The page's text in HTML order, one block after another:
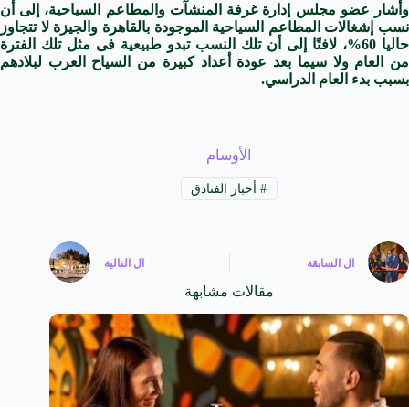
وأشار عضو مجلس إدارة غرفة المنشآت والمطاعم السياحية، إلى أن
نسب إشغالات المطاعم السياحية الموجودة بالقاهرة والجيزة لا تتجاوز
حاليا 60%، لافتًا إلى أن تلك النسب تبدو طبيعية فى مثل تلك الفترة
من العام ولا سيما بعد عودة أعداد كبيرة من السياح العرب لبلادهم
بسبب بدء العام الدراسي.
الأوسام
#أحبار الفنادق
ال السابقة ال التالية
مقالات مشابهة